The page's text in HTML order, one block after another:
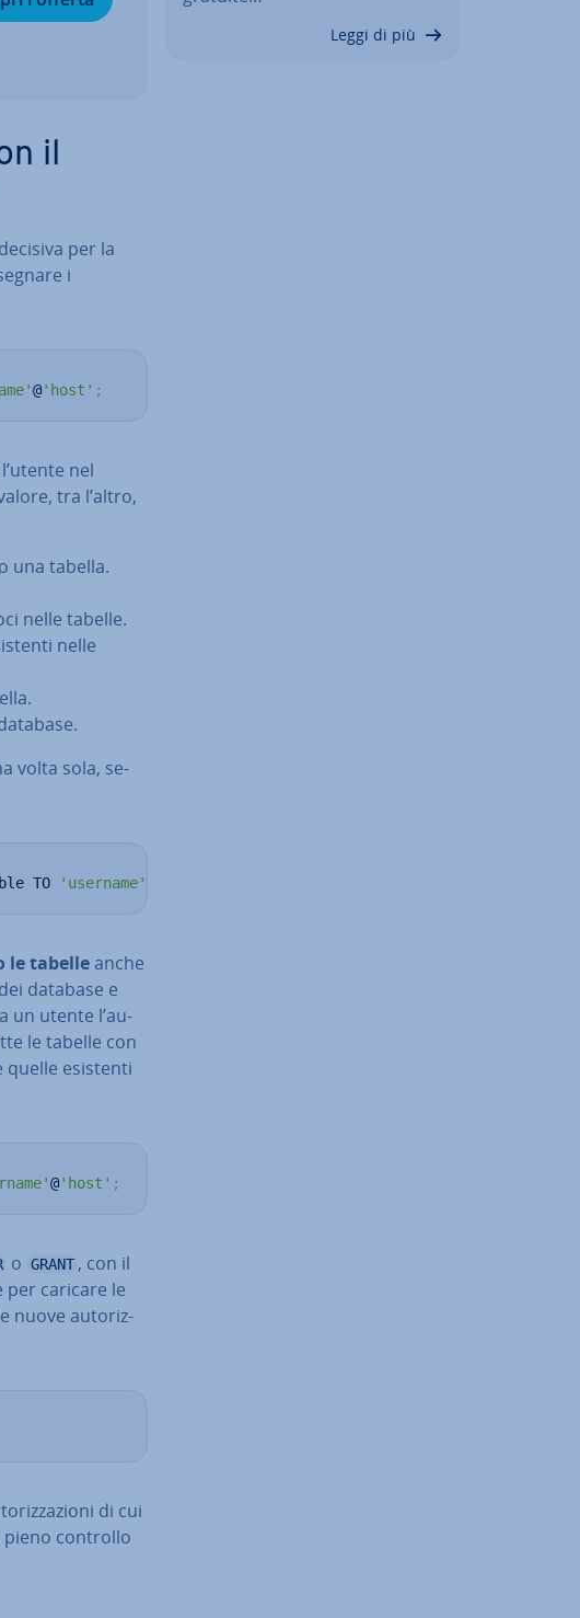
il
per la
i
@'host' ;
nel
tra l’altro,
una tabella.
nelle tabelle.
nelle
volta sola, se­
TO 'username'
le tabelleanche
database e
un utente l’au­
le tabelle con
quelle esistenti
@'host' ;
o GRANT , con il
per caricare le
nuove au­to­riz­
di cui
pieno controllo
Leggi di più